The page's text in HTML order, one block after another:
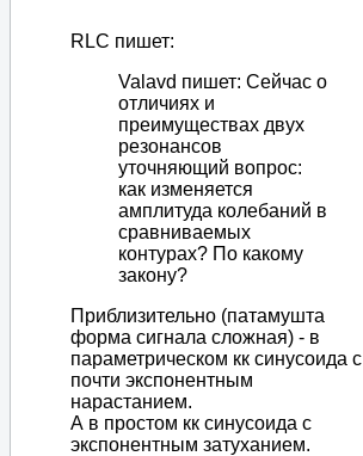
RLC пишет:
Valavd пишет: Сейчас о
отличиях и
преимуществах двух
резонансов
уточняющий вопрос:
как изменяется
амплитуда колебаний в
сравниваемых
контурах? По какому
закону?
Приблизительно (патамушта
форма сигнала сложная) - в
параметрическом кк синусоида с
почти экспонентным
нарастанием.
А в простом кк синусоида с
экспонентным затуханием.